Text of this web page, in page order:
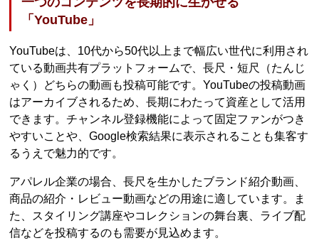
「YouTube」
YouTubeは、10代から50代以上まで幅広い世代に利用され
ている動画共有プラットフォームで、長尺・短尺（たんじ
ゃく）どちらの動画も投稿可能です。YouTubeの投稿動画
はアーカイブされるため、長期にわたって資産として活用
できます。チャンネル登録機能によって固定ファンがつき
やすいことや、Google検索結果に表示されることも集客す
るうえで魅力的です。
アパレル企業の場合、長尺を生かしたブランド紹介動画、
商品の紹介・レビュー動画などの用途に適しています。ま
た、スタイリング講座やコレクションの舞台裏、ライブ配
信などを投稿するのも需要が見込めます。